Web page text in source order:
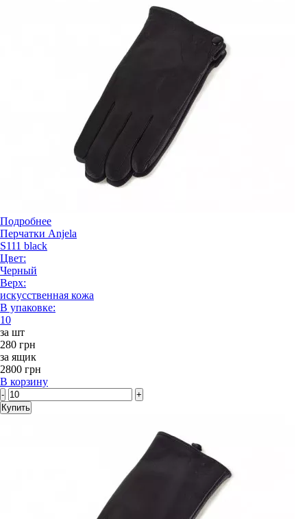
Подробнее
Перчатки Anjela
S111 black
Цвет:
Черный
Верх:
искусственная кожа
В упаковке:
10
за шт
280 грн
за ящик
2800 грн
В корзину
-
+
Купить